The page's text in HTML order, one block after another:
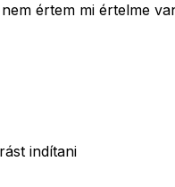
értem mi értelme
indítani